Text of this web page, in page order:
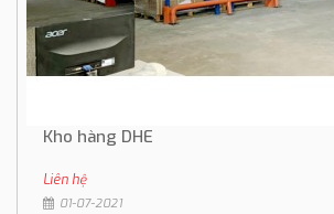
Kho hàng DHE
Liên hệ
01-07-2021